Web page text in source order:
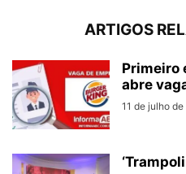
ARTIGOS
Primeiro
abre
11 de julho